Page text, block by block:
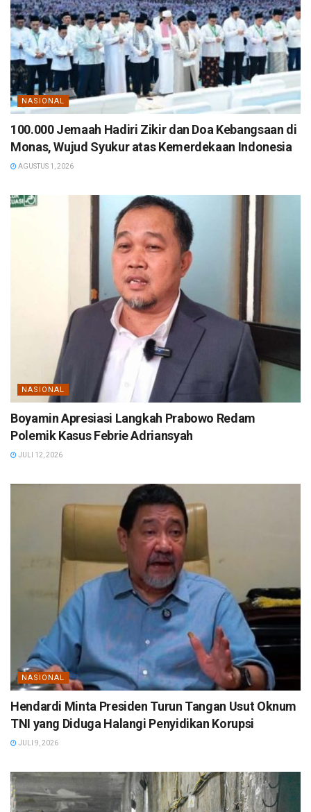
NASIONAL
100.000 Jemaah Hadiri Zikir dan Doa Kebangsaan di
Monas, Wujud Syukur atas Kemerdekaan Indonesia
AGUSTUS 1, 2026
NASIONAL
Boyamin Apresiasi Langkah Prabowo Redam
Polemik Kasus Febrie Adriansyah
JULI 12, 2026
NASIONAL
Hendardi Minta Presiden Turun Tangan Usut Oknum
TNI yang Diduga Halangi Penyidikan Korupsi
JULI 9, 2026